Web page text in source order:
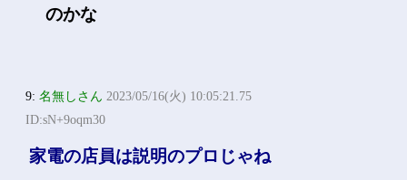
のかな
9:名無しさん 2023/05/16(火) 10:05:21.75
ID:sN+9oqm30
家電の店員は説明のプロじゃね